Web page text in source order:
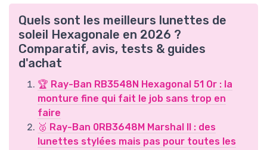
Quels sont les meilleurs lunettes de
soleil Hexagonale en 2026 ?
Comparatif, avis, tests & guides
d'achat
🏆 Ray-Ban RB3548N Hexagonal 51 Or : la
monture fine qui fait le job sans trop en
faire
🥈 Ray-Ban 0RB3648M Marshal II : des
lunettes stylées mais pas pour toutes les